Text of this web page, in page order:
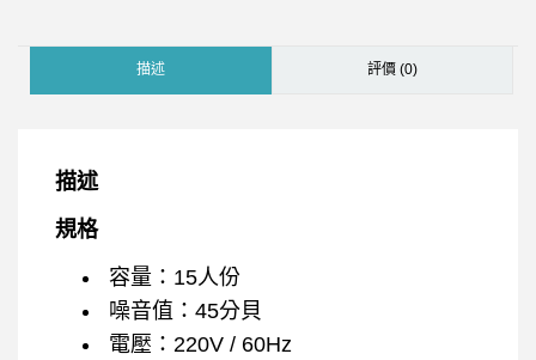
描述 評價 (0)
描述
規格​
容量：15人份
噪音值：45分貝
電壓：220V / 60Hz